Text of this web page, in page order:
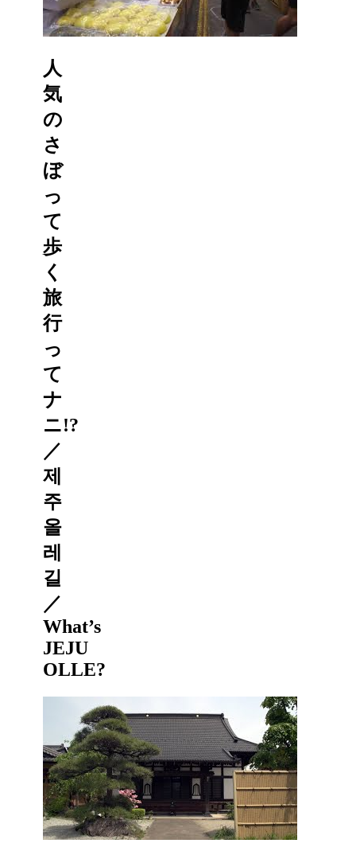
人
気
の
さ
ぼ
っ
て
歩
く
旅
行
っ
て
ナ
ニ!?
／
제
주
올
레
길
／
What’s
JEJU
OLLE?